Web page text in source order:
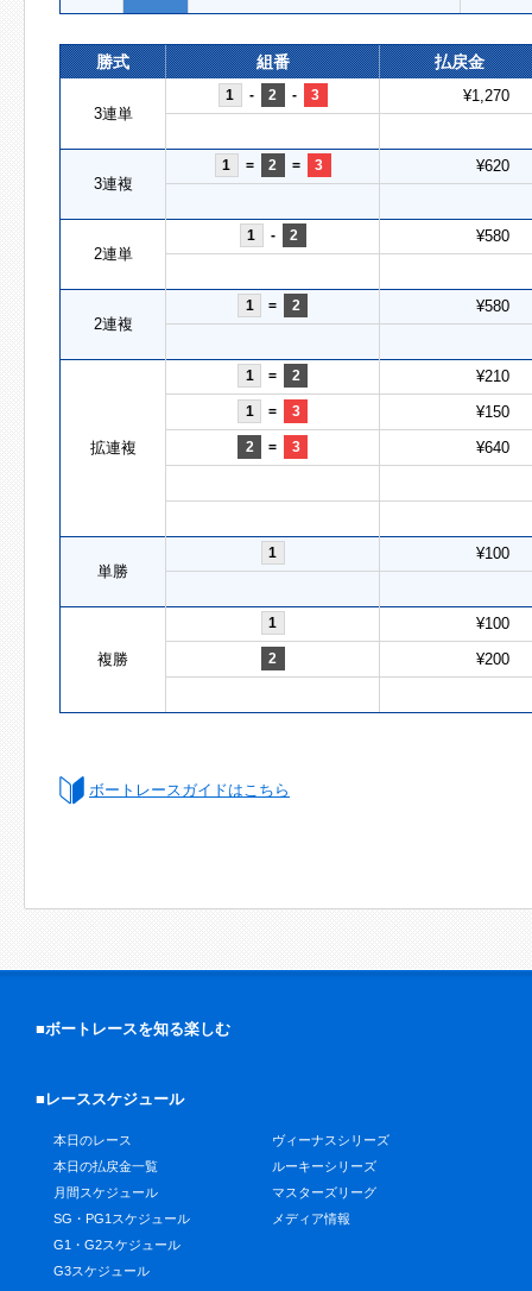
勝式 組番 払戻金
3連単
1 - 2 - 3 ¥1,270
3連複
1 = 2 = 3 ¥620
2連単
1 - 2 ¥580
2連複
1 = 2 ¥580
拡連複
1 = 2 ¥210
1 = 3 ¥150
2 = 3 ¥640
単勝
1 ¥100
複勝
1 ¥100
2 ¥200
ボートレースガイドはこちら
■ボートレースを知る楽しむ
■レーススケジュール
本日のレース
本日の払戻金一覧
月間スケジュール
SG・PG1スケジュール
G1・G2スケジュール
G3スケジュール
ヴィーナスシリーズ
ルーキーシリーズ
マスターズリーグ
メディア情報